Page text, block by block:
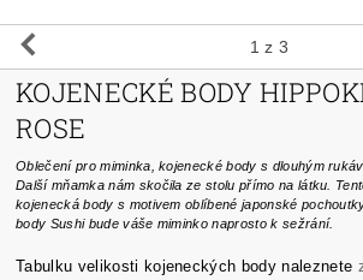
1 z 3
KOJENECKÉ BODY
ROSE
Oblečení pro miminka, kojenecké body s dlouhým
Další mňamka nám skočila ze stolu přímo na látku.
kojenecká body s motivem oblíbené japonské
body Sushi bude váše miminko naprosto k sežrání.
Tabulku velikosti kojeneckých body naleznete